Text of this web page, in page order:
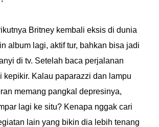
Britney kembali eksis di dunia
album lagi, aktif tur, bahkan bisa jadi
di tv. Setelah baca perjalanan
kepikir. Kalau paparazzi dan lampu
memang pangkal depresinya,
lagi ke situ? Kenapa nggak cari
lain yang bikin dia lebih tenang